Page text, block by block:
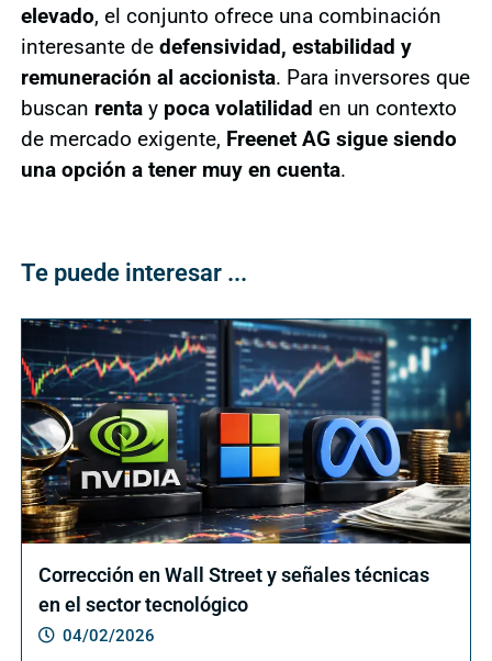
elevado, el conjunto ofrece una combinación
interesante de defensividad, estabilidad y
remuneración al accionista. Para inversores que
buscan rentay poca volatilidad en un contexto
de mercado exigente, Freenet AG sigue siendo
una opción a tener muy en cuenta.
Te puede interesar ...
Corrección en Wall Street y señales técnicas
en el sector tecnológico
04/02/2026